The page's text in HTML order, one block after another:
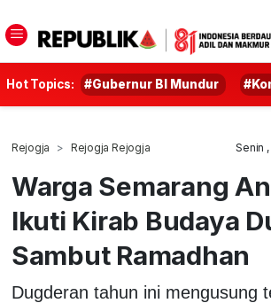
Hot Topics: #Gubernur BI Mundur
Rejogja Rejogja Rejogja Senin ,
Warga Semarang
Ikuti Kirab Budaya
Sambut Ramadhan
Dugderan tahun ini mengusung